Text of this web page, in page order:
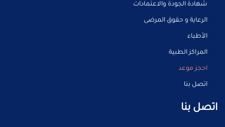
شهادة الجودة والاعتمادات
الرعاية و حقوق المرضى
الأطباء
المراكز الطبية
احجز موعد
اتصل بنا
اتصل بنا